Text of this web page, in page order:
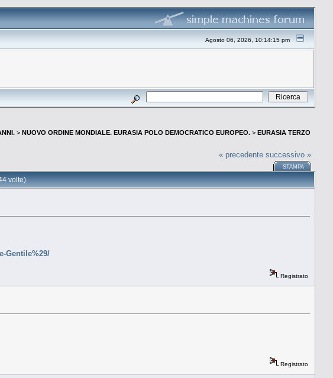
Agosto 06, 2026, 10:14:15 pm
> NUOVO ORDINE MONDIALE. EURASIA POLO DEMOCRATICO EUROPEO. > EURASIA TERZO
« precedente successivo »
STAMPA
volte)
Gentile%29/
Registrato
Registrato